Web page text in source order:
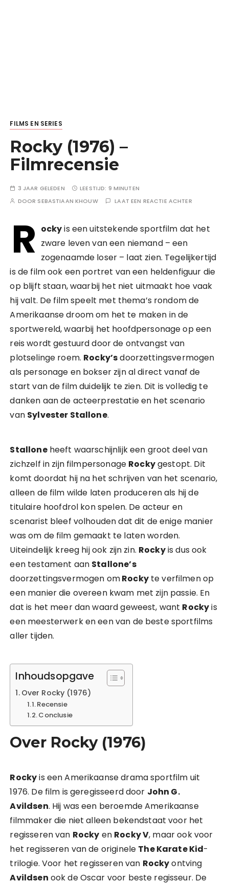
FILMS EN SERIES
Rocky (1976) –
Filmrecensie
3 JAAR GELEDEN LEESTIJD: 9 MINUTEN
DOOR SEBASTIAAN KHOUW LAAT EEN REACTIE ACHTER
R ockyis een uitstekende sportfilm dat het
zware leven van een niemand – een
zogenaamde loser – laat zien. Tegelijkertijd
is de film ook een portret van een heldenfiguur die
op blijft staan, waarbij het niet uitmaakt hoe vaak
hij valt. De film speelt met thema’s rondom de
Amerikaanse droom om het te maken in de
sportwereld, waarbij het hoofdpersonage op een
reis wordt gestuurd door de ontvangst van
plotselinge roem. Rocky’sdoorzettingsvermogen
als personage en bokser zijn al direct vanaf de
start van de film duidelijk te zien. Dit is volledig te
danken aan de acteerprestatie en het scenario
van Sylvester Stallone.
Stalloneheeft waarschijnlijk een groot deel van
zichzelf in zijn filmpersonage Rockygestopt. Dit
komt doordat hij na het schrijven van het scenario,
alleen de film wilde laten produceren als hij de
titulaire hoofdrol kon spelen. De acteur en
scenarist bleef volhouden dat dit de enige manier
was om de film gemaakt te laten worden.
Uiteindelijk kreeg hij ook zijn zin. Rockyis dus ook
een testament aan Stallone’s
doorzettingsvermogen omRockyte verfilmen op
een manier die overeen kwam met zijn passie. En
dat is het meer dan waard geweest, want Rockyis
een meesterwerk en een van de beste sportfilms
aller tijden.
Inhoudsopgave
Over Rocky (1976)
Recensie
Conclusie
Over Rocky (1976)
Rockyis een Amerikaanse drama sportfilm uit
1976. De film is geregisseerd door John G.
Avildsen. Hij was een beroemde Amerikaanse
filmmaker die niet alleen bekendstaat voor het
regisseren van Rocky en Rocky V, maar ook voor
het regisseren van de originele The Karate Kid-
trilogie. Voor het regisseren van Rockyontving
Avildsen ook de Oscar voor beste regisseur. De